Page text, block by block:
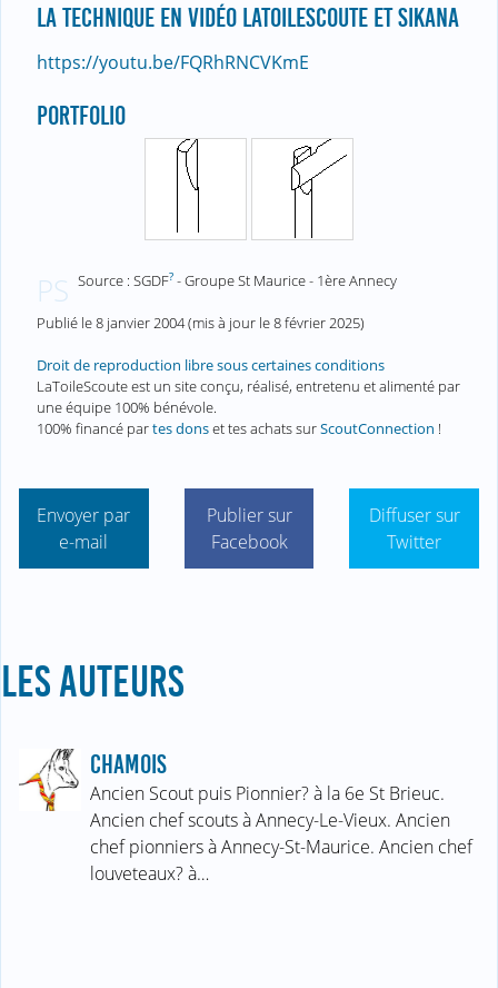
LA TECHNIQUE EN VIDÉO LATOILESCOUTE ET SIKANA
https://youtu.be/FQRhRNCVKmE
PORTFOLIO
PS Source : SGDF?- Groupe St Maurice - 1ère Annecy
Publié le8 janvier 2004(mis à jour le8 février 2025)
Droit de reproduction libre sous certaines conditions
LaToileScoute est un site conçu, réalisé, entretenu et alimenté par
une équipe 100% bénévole.
100% financé partes donset tes achats surScoutConnection !
Envoyer par
e-mail
Publier sur
Facebook
Diffuser sur
Twitter
LES AUTEURS
CHAMOIS
Ancien Scout puis Pionnier? à la 6e St Brieuc.
Ancien chef scouts à Annecy-Le-Vieux. Ancien
chef pionniers à Annecy-St-Maurice. Ancien chef
louveteaux? à…